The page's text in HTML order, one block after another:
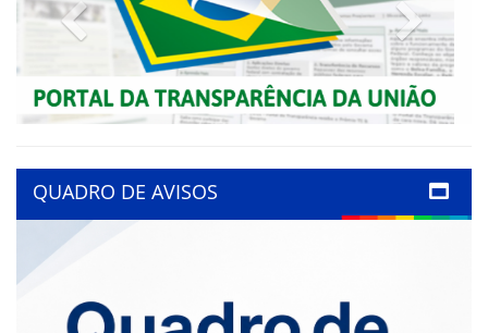
Previous Next
QUADRO DE AVISOS